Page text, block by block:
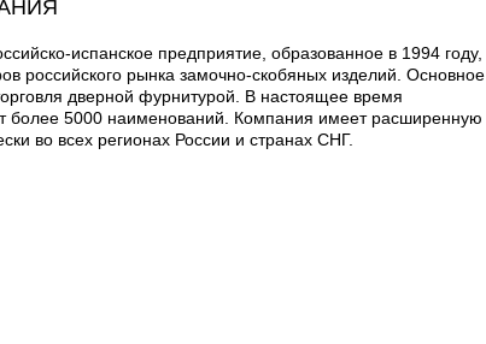
испанское предприятие, образованное в 1994 году,
российского рынка замочно-скобяных изделий. Основное
дверной фурнитурой. В настоящее время
более 5000 наименований. Компания имеет расширенную
во всех регионах России и странах СНГ.